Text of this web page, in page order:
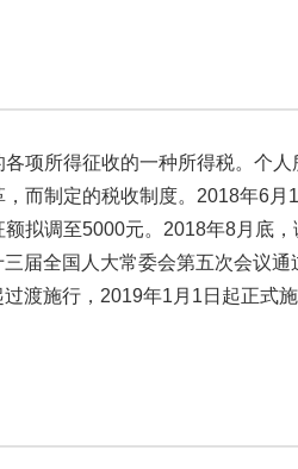
项所得征收的一种所得税。个
而制定的税收制度。2018年6月
拟调至5000元。2018年8月底
届全国人大常委会第五次会议
渡施行，2019年1月1日起正式施